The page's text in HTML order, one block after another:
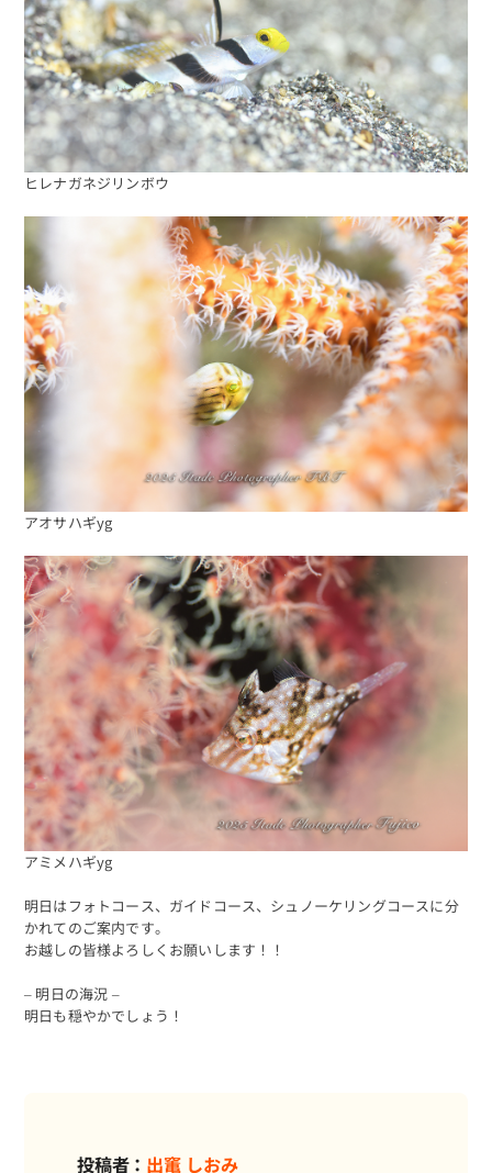
ヒレナガネジリンボウ
アオサハギyg
アミメハギyg
明日はフォトコース、ガイドコース、シュノーケリングコースに分
かれてのご案内です。
お越しの皆様よろしくお願いします！！
– 明日の海況 –
明日も穏やかでしょう！
投稿者： 出竃 しおみ
海況をチェック 海日記を見る
予約する